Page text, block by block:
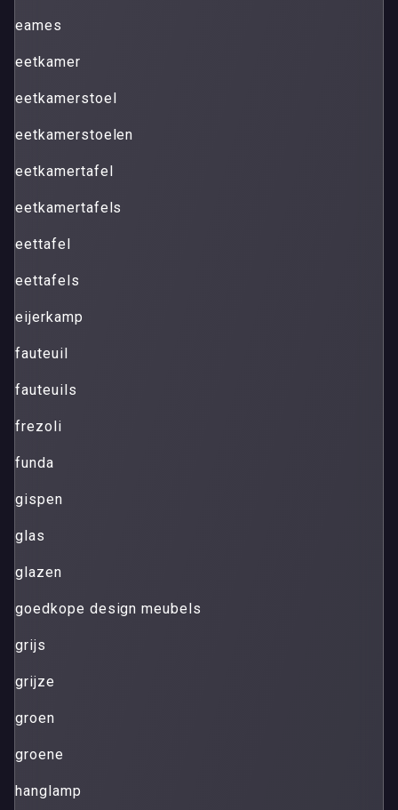
eames
eetkamer
eetkamerstoel
eetkamerstoelen
eetkamertafel
eetkamertafels
eettafel
eettafels
eijerkamp
fauteuil
fauteuils
frezoli
funda
gispen
glas
glazen
goedkope design meubels
grijs
grijze
groen
groene
hanglamp